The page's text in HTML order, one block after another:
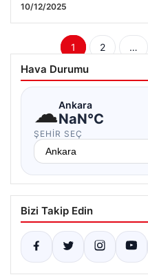
10/12/2025
Yazı
sayfalaması
1 2 …
Hava Durumu
☁Ankara
NaN°C
ŞEHIR SEÇ
Bizi Takip Edin